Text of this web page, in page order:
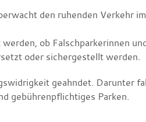
den ruhenden Verkehr
ob Falschparkerinnen
oder sichergestellt werden.
geahndet. Darunter
gebührenpflichtiges Parken.